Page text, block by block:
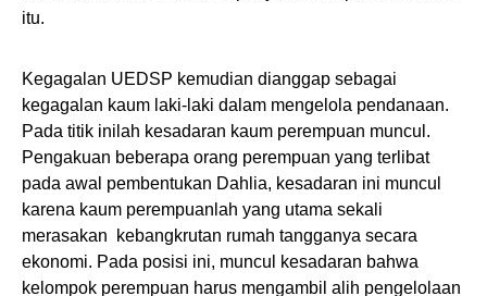
itu.
Kegagalan UEDSP kemudian dianggap sebagai
kegagalan kaum laki-laki dalam mengelola pendanaan.
Pada titik inilah kesadaran kaum perempuan muncul.
Pengakuan beberapa orang perempuan yang terlibat
pada awal pembentukan Dahlia, kesadaran ini muncul
karena kaum perempuanlah yang utama sekali
merasakan kebangkrutan rumah tangganya secara
ekonomi. Pada posisi ini, muncul kesadaran bahwa
kelompok perempuan harus mengambil alih pengelolaan